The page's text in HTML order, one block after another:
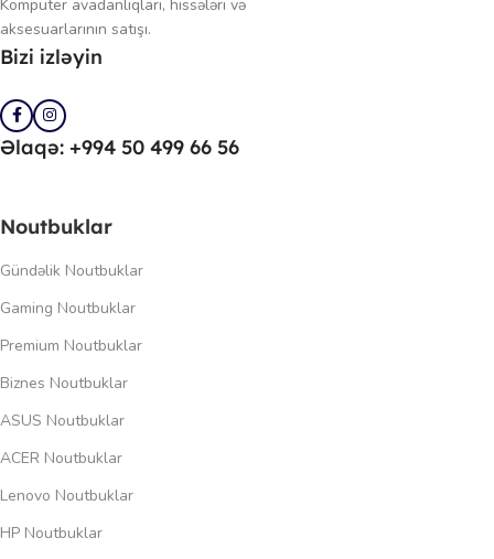
Kompüter avadanlıqları, hissələri və
aksesuarlarının satışı.
Bizi izləyin
Əlaqə: +994 50 499 66 56
Noutbuklar
Gündəlik Noutbuklar
Gaming Noutbuklar
Premium Noutbuklar
Biznes Noutbuklar
ASUS Noutbuklar
ACER Noutbuklar
Lenovo Noutbuklar
HP Noutbuklar